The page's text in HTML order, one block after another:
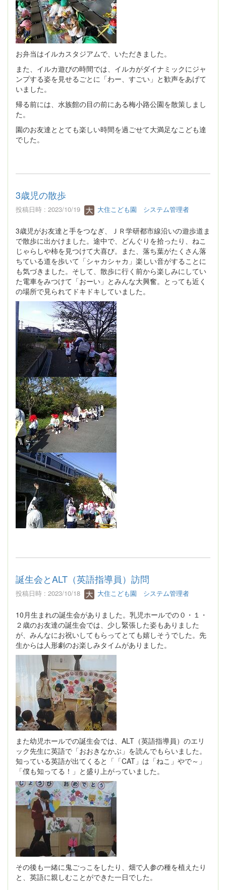
お弁当はイルカスタジアムで、いただきました。
また、イルカ遊びの時間では、イルカがダイナミックにジャ
ンプする姿を見せるごとに「わー、すごい」と歓声をあげて
いました。
帰る前には、水族館の目の前にある梅小路公園を散策しまし
た。
園のお友達ととても楽しい時間を過ごせて大満足なこども達
でした。
3歳児の散歩
投稿日時 : 2023/10/19 大住こども園 システム管理者
3歳児がお友達と手をつなぎ、ＪＲ学研都市線沿いの遊歩道ま
で散歩に出かけました。途中で、どんぐりを拾ったり、ねこ
じゃらしや柿を見つけて大喜び。また、落ち葉がたくさん落
ちている道を歩いて「シャカシャカ」楽しい音がすることに
も気づきました。そして、散歩に行く前から楽しみにしてい
た電車をみつけて「おーい」とみんな大興奮。とっても近く
の場所で見られてドキドキしていました。
誕生会とALT（英語指導員）訪問
投稿日時 : 2023/10/18 大住こども園 システム管理者
10月生まれの誕生会がありました。乳児ホールでの０・１・
２歳のお友達の誕生会では、少し緊張した姿もありました
が、みんなにお祝いしてもらってとても嬉しそうでした。先
生からは人形劇のお楽しみタイムがありました。
また幼児ホールでの誕生会では、ALT（英語指導員）のエリ
ック先生に英語で「おおきなかぶ」を読んでもらいました。
知っている英語が出てくると「「CAT」は「ねこ」やで～」
「僕も知ってる！」と盛り上がっていました。
その後も一緒に鬼ごっこをしたり、畑で人参の種を植えたり
と、英語に親しむことができた一日でした。